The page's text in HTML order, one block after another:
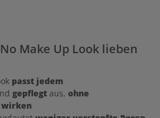
Make Up Look lieben
passt jedem
gepflegt aus, ohne
wirken